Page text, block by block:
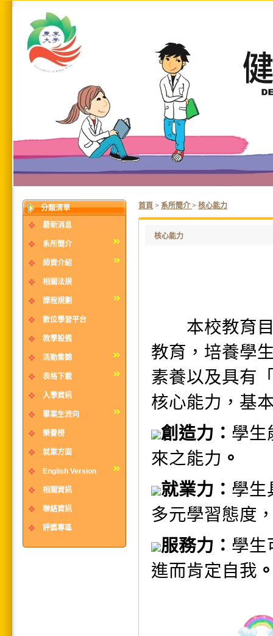
分類清單
最新消息
系所簡介
師資介紹
相關法規
課程規劃
數位學習平台
教學設備
活動集錦
表格下載
入學資訊
畢業生流向
榮譽榜
就業方面
English Version
相關資訊
聯絡資訊
評鑑專區
首頁 > 系所簡介 > 核心能力
核心能力
本校教育目
教育，培養學
素養以及具有
核心能力，基
創造力： 學生
來之能力 。
就業力： 學生
多元學習態度
服務力： 學生
進而肯定自我